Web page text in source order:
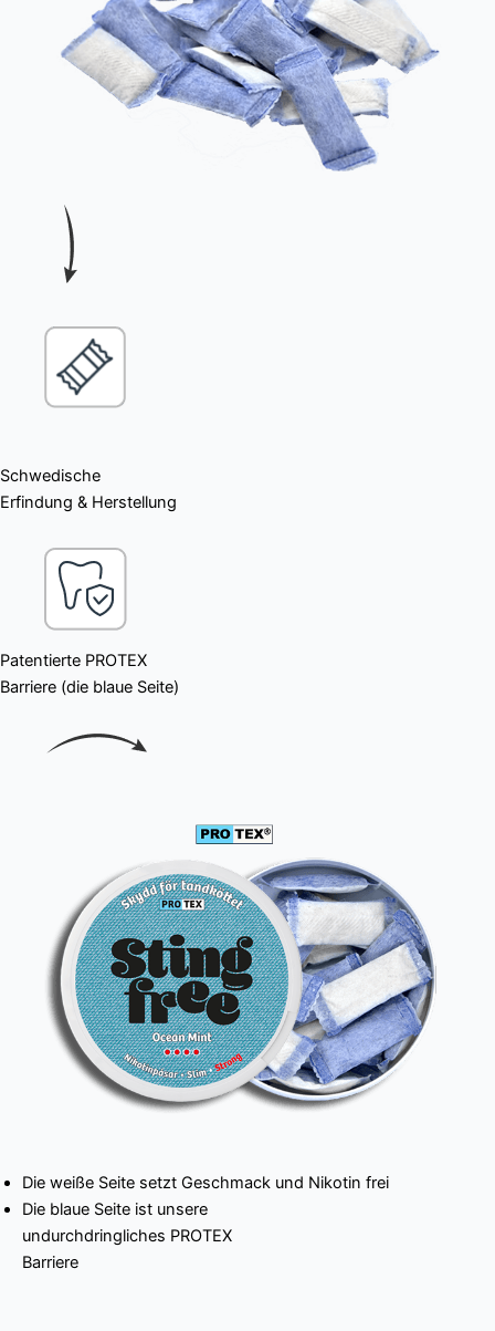
Schwedische
Erfindung & Herstellung
Patentierte PROTEX
Barriere (die blaue Seite)
Die weiße Seite setzt Geschmack und Nikotin frei
Die blaue Seite ist unsere
undurchdringliches PROTEX
Barriere